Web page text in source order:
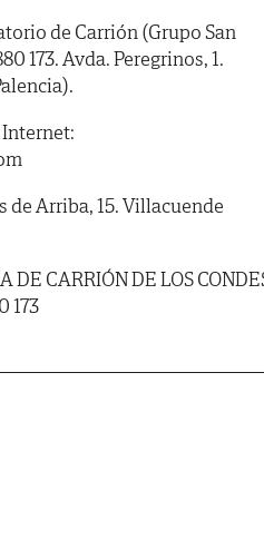
de Carrión (Grupo San
173. Avda. Peregrinos, 1.
de Arriba, 15. Villacuende
DE CARRIÓN DE LOS
173